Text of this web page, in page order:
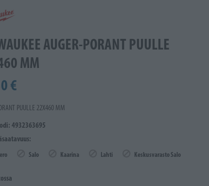
AUGER-PORANT PUULLE
MM
€
PUULLE 22X460 MM
4932363695
Salo Kaarina Lahti Keskusvarasto Salo